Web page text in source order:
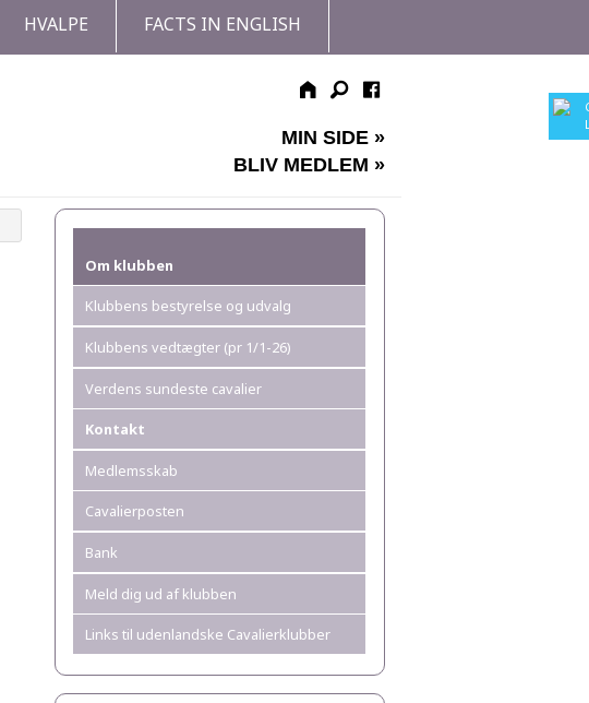
HVALPE FACTS IN ENGLISH
MIN SIDE »
BLIV MEDLEM »
Om klubben
Klubbens bestyrelse og udvalg
Klubbens vedtægter (pr 1/1-26)
Verdens sundeste cavalier
Kontakt
Medlemsskab
Cavalierposten
Bank
Meld dig ud af klubben
Links til udenlandske Cavalierklubber